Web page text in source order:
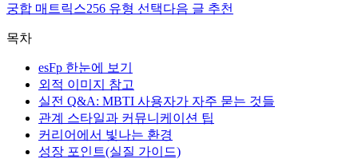
궁합 매트릭스256 유형 선택다음 글 추천
목차
esFp 한눈에 보기
외적 이미지 참고
실전 Q&A: MBTI 사용자가 자주 묻는 것들
관계 스타일과 커뮤니케이션 팁
커리어에서 빛나는 환경
성장 포인트(실질 가이드)